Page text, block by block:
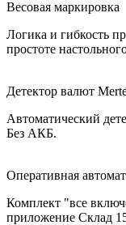
Весовая маркировка
Логика и гибкость
простоте
Детектор валют
Автоматический
Без АКБ.
Оперативная
Комплект "все
приложение Склад